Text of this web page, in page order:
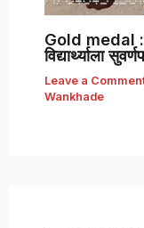
Gold medal :
विद्यार्थ्याला
Leave a
Wankhade